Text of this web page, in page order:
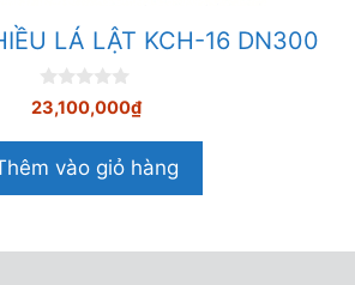
LÁ LẬT KCH-16 DN300
0
n
à
5
23,100,000₫
vào giỏ hàng